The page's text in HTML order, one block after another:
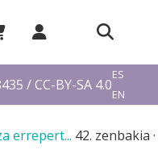
/ CC-BY-SA 4.0
ES
EN
errepert... 42. zenbakia ·